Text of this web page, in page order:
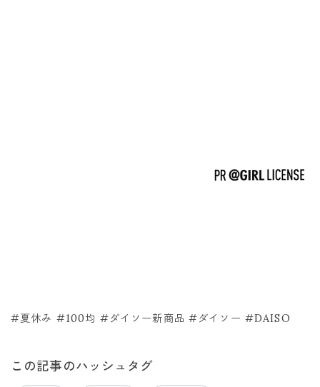
#夏休み #100均 #ダイソー新商品 #ダイソー #DAISO
この記事のハッシュタグ